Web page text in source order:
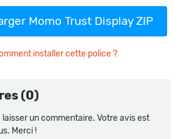
Momo Trust Display ZIP
installer cette police ?
(0)
laisser un commentaire. Votre avis est
Merci !